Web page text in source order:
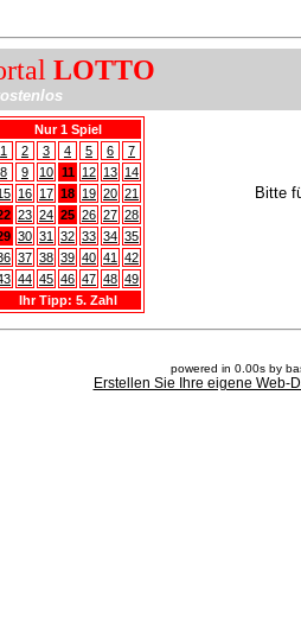
LOTTO
Nur 1 Spiel
1
2 3 4 5 6
7
8
9 10 11 12 13 14
16 17 18 19 20 21
23 24 25 26 27 28
30 31 32 33 34 35
37 38 39 40 41
42
44 45 46 47 48 49
Ihr Tipp: 5. Zahl
Bitte
powered in 0.00s by
Erstellen Sie Ihre eigene Web-